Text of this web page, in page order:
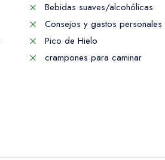
Bebidas suaves/alcohólicas
Consejos y gastos personales
Pico de Hielo
crampones para caminar